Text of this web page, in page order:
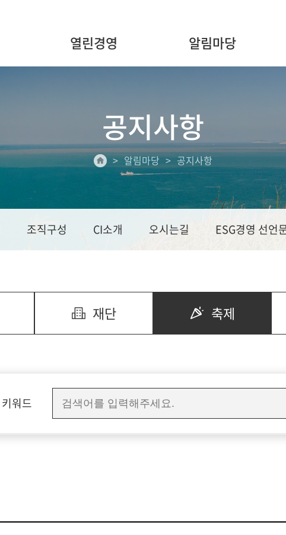
열린경영 알림마당
공지사항
알림마당 공지사항
조직구성 CI소개 오시는길 ESG경영 선언
재단 축제
키워드